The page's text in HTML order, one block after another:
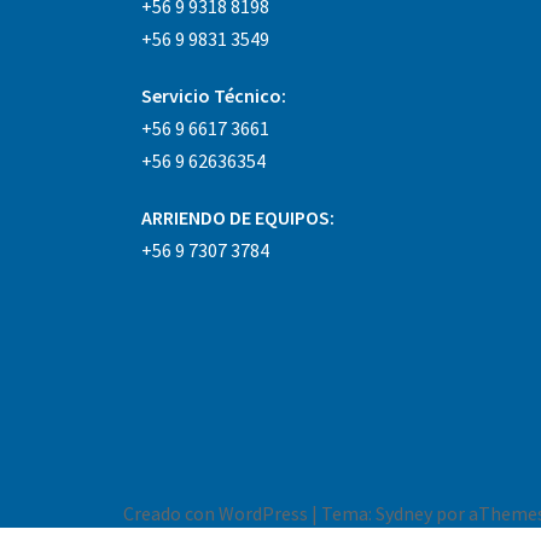
+56 9 9318 8198
+56 9 9831 3549
Servicio Técnico:
+56 9 6617 3661
+56 9 62636354
ARRIENDO DE EQUIPOS:
+56 9 7307 3784
Creado con WordPress | Tema: Sydney por